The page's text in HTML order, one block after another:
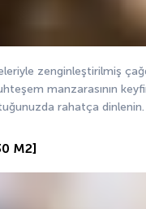
zenginleştirilmiş
manzarasının
rahatça dinlenin.
M2]